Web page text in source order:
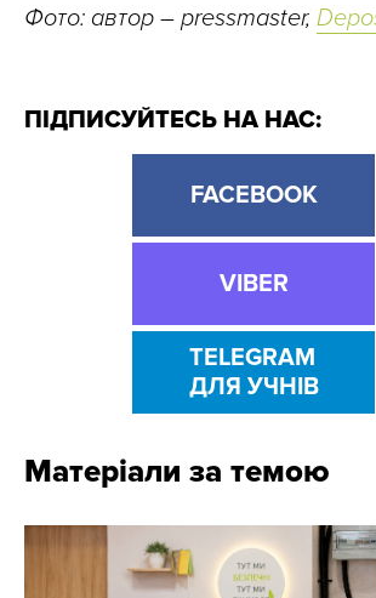
Фото: автор – pressmaster,
ПІДПИСУЙТЕСЬ НА НАС:
FACEBOOK
VIBER
TELEGRAM
ДЛЯ УЧНІВ
Матеріали за темою